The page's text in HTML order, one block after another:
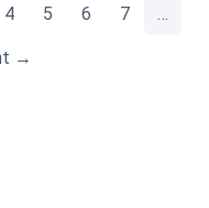
4 5 6 7 …
→